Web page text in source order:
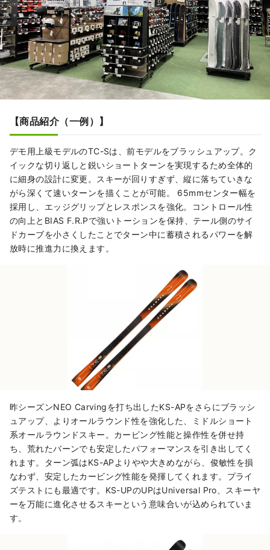
【商品紹介（一例）】
デモ用上級モデルのTC-Sは、前モデルをブラッシュアップ。ク
イックな切り返しと鋭いショートターンを実現するため全体的
に細身の設計に変更。スキーが回りすぎず、縦に落ちていきな
がら深くて速いターンを描くことが可能。 65mmセンター幅を
採用し、エッジグリップとレスポンスを強化。コントロール性
の向上とBIAS F.R.Pで強いトーションを保持、テール側のサイ
ドカーブを小さくしたことでターン中に蓄積されるパワーを解
放時に推進力に換えます。
昨シーズンNEO Carvingを打ち出したKS-APをさらにブラッシ
ュアップ、よりオールラウンド性を強化した、ミドルショート
系オールラウンドスキー。カービング性能と操作性を併せ持
ち、荒れたバーンでも安定したパフォーマンスを引き出してく
れます。ターン弧はKS-APよりやや大きめながら、俊敏性を損
なわず、安定したカービング性能を発揮してくれます。プライ
ズテストにも最適です。KS-UPのUPはUniversal Pro、スキーヤ
ーを万能に進化させるスキーという意味合いが込められていま
す。